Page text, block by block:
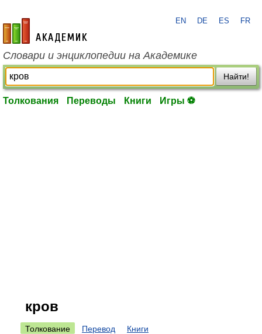
academic.ru
EN DE ES FR
Словари и энциклопедии на Академике
Найти!
Толкования Переводы Книги Игры ⚽
кров
Толкование Перевод Книги